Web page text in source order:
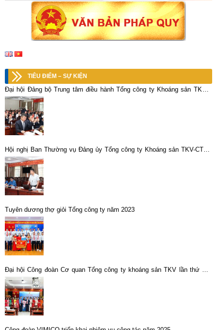
TIÊU ĐIỂM – SỰ KIỆN
Đại hội Đảng bộ Trung tâm điều hành Tổng công ty Khoáng sản TKV –
CTCP Lần thứ I thành công tốt đẹp
Hội nghị Ban Thường vụ Đảng ủy Tổng công ty Khoáng sản TKV-CTCP
với các tổ chức đoàn thể, chính trị – xã hội: Tăng cường phối hợp, phát
huy sức mạnh tập thể
Tuyên dương thợ giỏi Tổng công ty năm 2023
Đại hội Công đoàn Cơ quan Tổng công ty khoáng sản TKV lần thứ VII,
nhiệm kỳ 2023 – 2028.